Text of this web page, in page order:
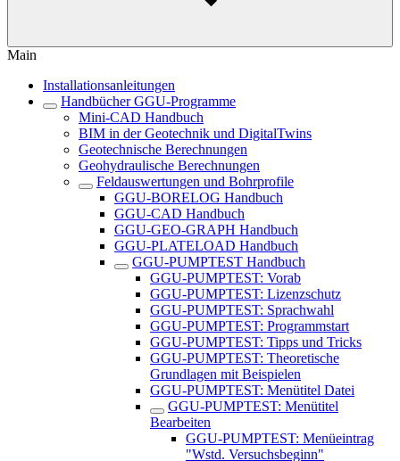
Main
Installationsanleitungen
Handbücher GGU-Programme
Mini-CAD Handbuch
BIM in der Geotechnik und DigitalTwins
Geotechnische Berechnungen
Geohydraulische Berechnungen
Feldauswertungen und Bohrprofile
GGU-BORELOG Handbuch
GGU-CAD Handbuch
GGU-GEO-GRAPH Handbuch
GGU-PLATELOAD Handbuch
GGU-PUMPTEST Handbuch
GGU-PUMPTEST: Vorab
GGU-PUMPTEST: Lizenzschutz
GGU-PUMPTEST: Sprachwahl
GGU-PUMPTEST: Programmstart
GGU-PUMPTEST: Tipps und Tricks
GGU-PUMPTEST: Theoretische
Grundlagen mit Beispielen
GGU-PUMPTEST: Menütitel Datei
GGU-PUMPTEST: Menütitel
Bearbeiten
GGU-PUMPTEST: Menüeintrag
"Wstd. Versuchsbeginn"